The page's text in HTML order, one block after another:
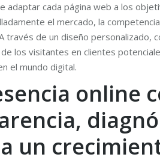
adaptar cada página web a los
el mercado, la
través de un diseño
los visitantes en clientes
el mundo digital.
online
un